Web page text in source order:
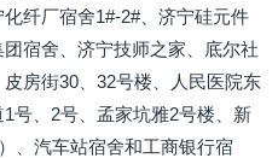
纤厂宿舍1#-2#、济宁硅元件
宿舍、济宁技师之家、底尔社
房街30、32号楼、人民医院东
号、2号、孟家坑雅2号楼、新
、汽车站宿舍和工商银行宿